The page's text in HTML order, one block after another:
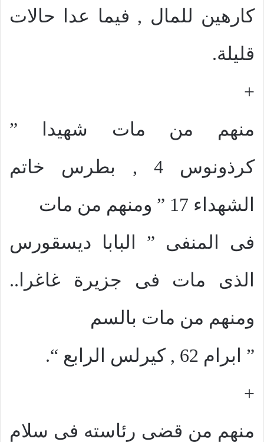
كارهين للمال , فيما عدا حالات
قليلة.
+
منهم من مات شهيدا ”
كرذونوس 4 , بطرس خاتم
الشهداء 17 ” ومنهم من مات
فى المنفى ” البابا ديسقورس
الذى مات فى جزيرة غاغرا..
ومنهم من مات بالسم
” ابرام 62 , كيرلس الرابع “.
+
منهم من قضى رئاسته فى سلام